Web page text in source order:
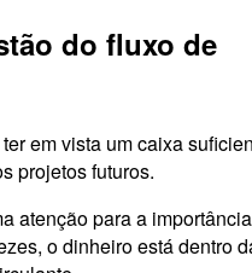
do fluxo de
em vista um caixa
projetos futuros.
atenção para a importância
o dinheiro está dentro